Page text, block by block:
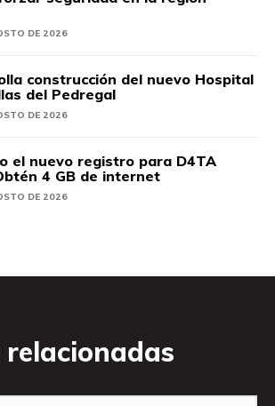
DE 2026
construcción del nuevo Hospital
del Pedregal
DE 2026
el nuevo registro para D4TA
4 GB de internet
DE 2026